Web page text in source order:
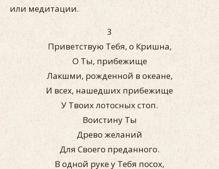
или медитации.
3
Приветствую Тебя, о Кришна,
О Ты, прибежище
Лакшми, рожденной в океане,
И всех, нашедших прибежище
У Твоих лотосных стоп.
Воистину Ты
Древо желаний
Для Своего преданного.
В одной руке у Тебя посох,